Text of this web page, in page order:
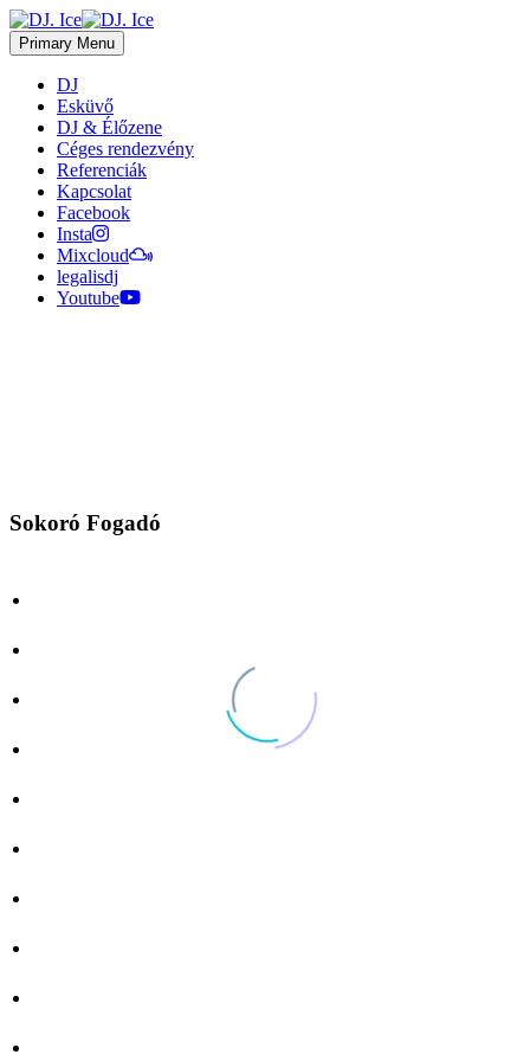
Primary Menu
DJ
Esküvő
DJ & Élőzene
Céges rendezvény
Referenciák
Kapcsolat
Facebook
Insta
Mixcloud
legalisdj
Youtube
Sokoró Fogadó